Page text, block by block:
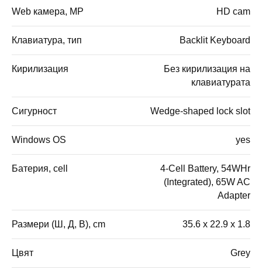
Web камера, MP HD cam
Клавиатура, тип Backlit Keyboard
Кирилизация
Без кирилизация на
клавиатурата
Сигурност Wedge-shaped lock slot
Windows OS yes
Батерия, cell
4-Cell Battery, 54WHr
(Integrated), 65W AC
Adapter
Размери (Ш, Д, В), cm 35.6 x 22.9 x 1.8
Цвят Grey